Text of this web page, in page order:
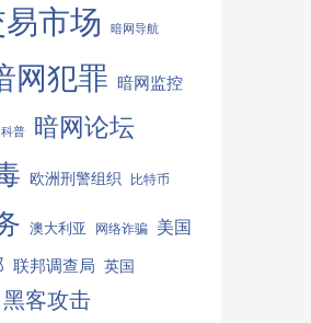
市场
暗网导航
网犯罪 暗网监控
普 暗网论坛
欧洲刑警组织 比特币
澳大利亚 网络诈骗 美国
联邦调查局 英国
黑客攻击